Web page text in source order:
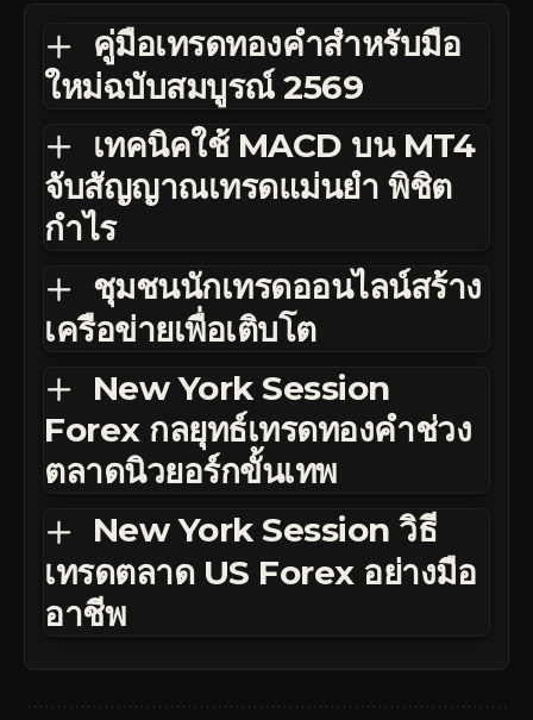
คู่มือเทรดทองคำสำหรับมือ
ใหม่ฉบับสมบูรณ์ 2569
เทคนิคใช้ MACD บน MT4
จับสัญญาณเทรดแม่นยำ พิชิต
กำไร
ชุมชนนักเทรดออนไลน์สร้าง
เครือข่ายเพื่อเติบโต
New York Session
Forex กลยุทธ์เทรดทองคำช่วง
ตลาดนิวยอร์กขั้นเทพ
New York Session วิธี
เทรดตลาด US Forex อย่างมือ
อาชีพ